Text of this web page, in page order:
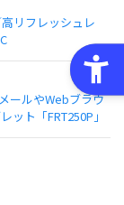
リフレッシュレ
ールやWebブラウ
ット「FRT250P」